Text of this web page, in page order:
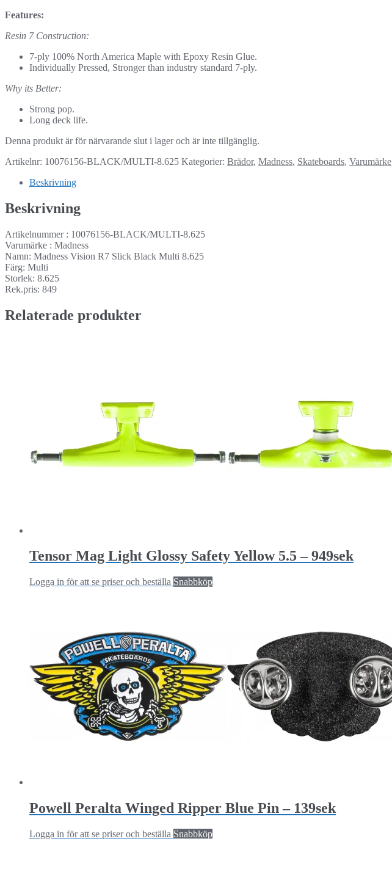
Features:
Resin 7 Construction:
7-ply 100% North America Maple with Epoxy Resin Glue.
Individually Pressed, Stronger than industry standard 7-ply.
Why its Better:
Strong pop.
Long deck life.
Denna produkt är för närvarande slut i lager och är inte tillgänglig.
Artikelnr: 10076156-BLACK/MULTI-8.625 Kategorier: Brädor, Madness, Skateboards, Varumärke
Beskrivning
Beskrivning
Artikelnummer : 10076156-BLACK/MULTI-8.625
Varumärke : Madness
Namn: Madness Vision R7 Slick Black Multi 8.625
Färg: Multi
Storlek: 8.625
Rek.pris: 849
Relaterade produkter
Tensor Mag Light Glossy Safety Yellow 5.5 – 949sek
Logga in för att se priser och beställa Snabbköp
Powell Peralta Winged Ripper Blue Pin – 139sek
Logga in för att se priser och beställa Snabbköp